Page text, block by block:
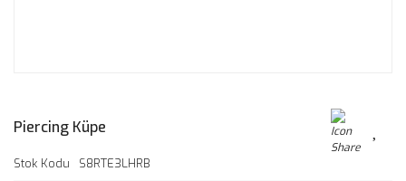
Piercing Küpe
Stok Kodu S8RTE3LHRB